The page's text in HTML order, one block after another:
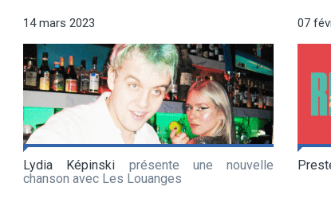
14 mars 2023
Lydia Képinski présente une nouvelle
chanson avec Les Louanges
07